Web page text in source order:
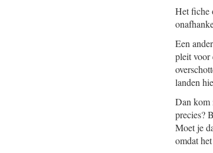
Het fiche
Een
pleit voor
landen
Dan kom
precies?
Moet je
omdat